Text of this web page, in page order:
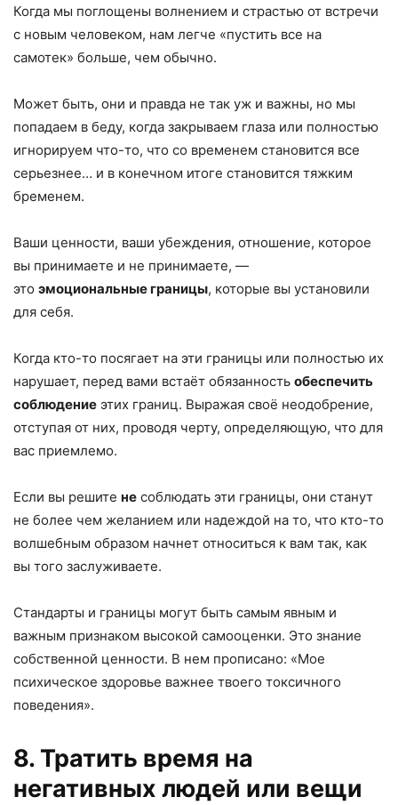
Когда мы поглощены волнением и страстью от встречи
с новым человеком, нам легче «пустить все на
самотек» больше, чем обычно.
Может быть, они и правда не так уж и важны, но мы
попадаем в беду, когда закрываем глаза или полностью
игнорируем что-то, что со временем становится все
серьезнее… и в конечном итоге становится тяжким
бременем.
Ваши ценности, ваши убеждения, отношение, которое
вы принимаете и не принимаете, —
это эмоциональные границы, которые вы установили
для себя.
Когда кто-то посягает на эти границы или полностью их
нарушает, перед вами встаёт обязанность обеспечить
соблюдение этих границ. Выражая своё неодобрение,
отступая от них, проводя черту, определяющую, что для
вас приемлемо.
Если вы решите не соблюдать эти границы, они станут
не более чем желанием или надеждой на то, что кто-то
волшебным образом начнет относиться к вам так, как
вы того заслуживаете.
Стандарты и границы могут быть самым явным и
важным признаком высокой самооценки. Это знание
собственной ценности. В нем прописано: «Мое
психическое здоровье важнее твоего токсичного
поведения».
8. Тратить время на
негативных людей или вещи